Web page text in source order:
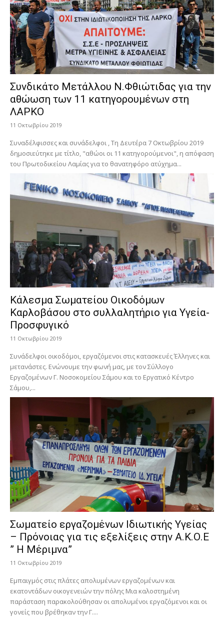
Συνδικάτο Μετάλλου Ν.Φθιώτιδας για την
αθώωση των 11 κατηγορουμένων στη
ΛΑΡΚΟ
11 Οκτωβρίου 2019
Συναδέλφισσες και συνάδελφοι , Τη Δευτέρα 7 Οκτωβρίου 2019
δημοσιεύτηκε με τίτλο, "αθώοι οι 11 κατηγορούμενοι", η απόφαση
του Πρωτοδικείου Λαμίας για το θανατηφόρο ατύχημα...
Κάλεσμα Σωματείου Οικοδόμων
Καρλοβάσου στο συλλαλητήριο για Υγεία-
Προσφυγικό
11 Οκτωβρίου 2019
Συνάδελφοι οικοδόμοι, εργαζόμενοι στις κατασκευές Έλληνες και
μετανάστες. Ενώνουμε την φωνή μας, με τον Σύλλογο
Εργαζομένων Γ. Νοσοκομείου Σάμου και το Εργατικό Κέντρο
Σάμου,...
Σωματείο εργαζομένων Ιδιωτικής Υγείας
– Πρόνοιας για τις εξελίξεις στην Α.Κ.Ο.Ε
” Η Μέριμνα”
11 Οκτωβρίου 2019
Εμπαιγμός στις πλάτες απολυμένων εργαζομένων και
εκατοντάδων οικογενειών την πόλης Μια καλοστημένη
παράσταση παρακολούθησαν οι απολυμένοι εργαζόμενοι και οι
γονείς που βρέθηκαν την Γ....